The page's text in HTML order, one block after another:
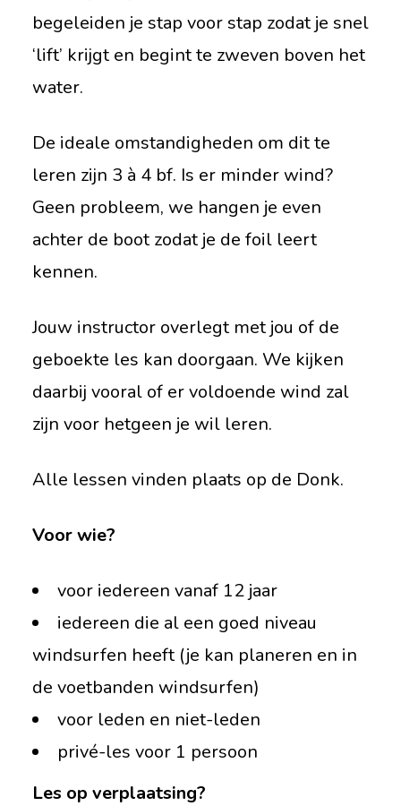
begeleiden je stap voor stap zodat je snel
‘lift’ krijgt en begint te zweven boven het
water.
De ideale omstandigheden om dit te
leren zijn 3 à 4 bf. Is er minder wind?
Geen probleem, we hangen je even
achter de boot zodat je de foil leert
kennen.
Jouw instructor overlegt met jou of de
geboekte les kan doorgaan. We kijken
daarbij vooral of er voldoende wind zal
zijn voor hetgeen je wil leren.
Alle lessen vinden plaats op de Donk.
Voor wie?
voor iedereen vanaf 12 jaar
iedereen die al een goed niveau
windsurfen heeft (je kan planeren en in
de voetbanden windsurfen)
voor leden en niet-leden
privé-les voor 1 persoon
Les op verplaatsing?